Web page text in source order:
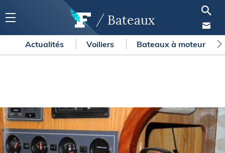
Bateaux
Actualités Voiliers Bateaux à moteur